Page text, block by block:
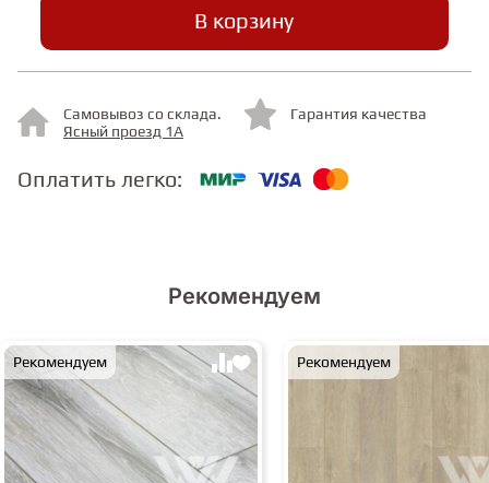
МИНЕРАЛЬНО-КАМЕННЫЙ
ЛАМИНАТ MSPC
ЛАМИНАТ SWF
В корзину
Самовывоз со склада.
Ясный проезд 1А
Гарантия качества
Оплатить легко:
Рекомендуем
Рекомендуем Рекомендуем